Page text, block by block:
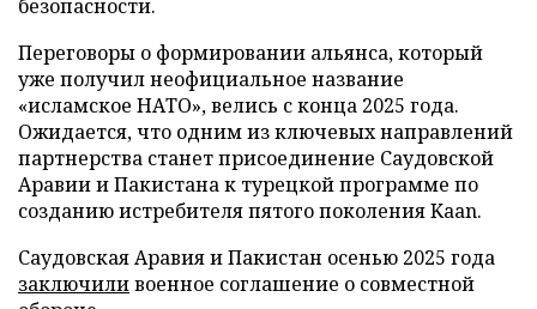
безопасности.
Переговоры о формировании альянса, который
уже получил неофициальное название
«исламское НАТО», велись с конца 2025 года.
Ожидается, что одним из ключевых направлений
партнерства станет присоединение Саудовской
Аравии и Пакистана к турецкой программе по
созданию истребителя пятого поколения Kaan.
Саудовская Аравия и Пакистан осенью 2025 года
заключиливоенное соглашение о совместной